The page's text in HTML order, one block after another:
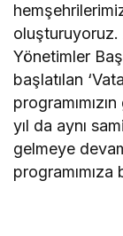
oluşturuyoruz.
Yönetimler
başlatılan
yıl da aynı
gelmeye
programımıza